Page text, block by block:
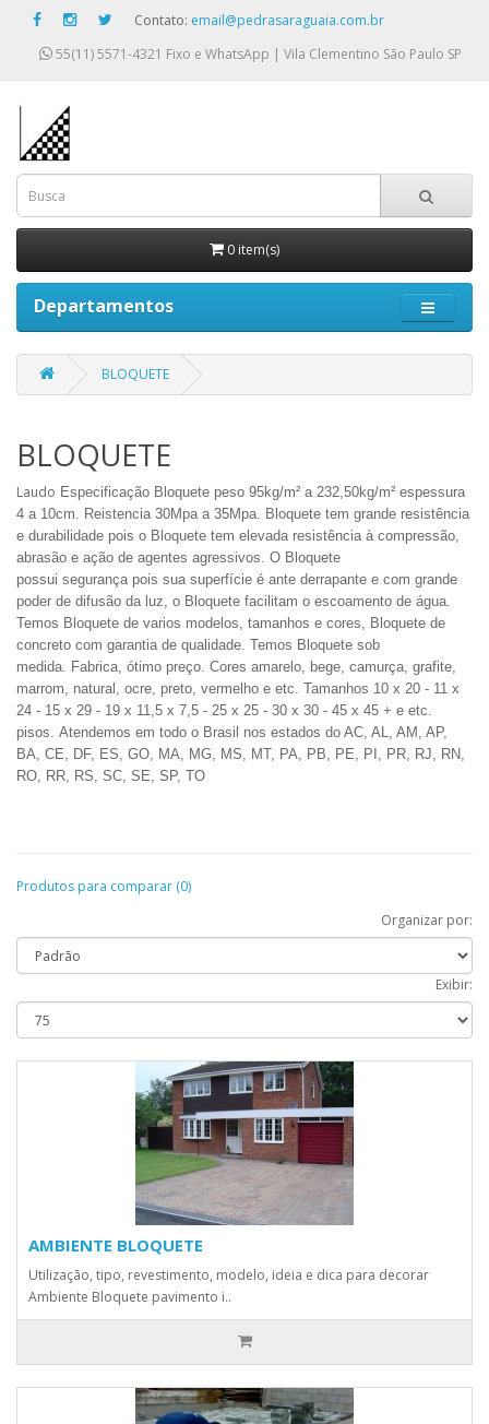
Contato: email@pedrasaraguaia.com.br
55(11) 5571-4321 Fixo e WhatsApp | Vila Clementino São Paulo SP
0 item(s)
Departamentos
BLOQUETE
BLOQUETE
Laudo Especificação Bloquete peso 95kg/m² a 232,50kg/m² espessura
4 a 10cm. Reistencia 30Mpa a 35Mpa. Bloquete tem grande resistência
e durabilidade pois o Bloquete tem elevada resistência à compressão,
abrasão e ação de agentes agressivos. O Bloquete
possui segurança pois sua superfície é ante derrapante e com grande
poder de difusão da luz, o Bloquete facilitam o escoamento de água.
Temos Bloquete de varios modelos, tamanhos e cores, Bloquete de
concreto com garantia de qualidade. Temos Bloquete sob
medida. Fabrica, ótimo preço. Cores amarelo, bege, camurça, grafite,
marrom, natural, ocre, preto, vermelho e etc. Tamanhos 10 x 20 - 11 x
24 - 15 x 29 - 19 x 11,5 x 7,5 - 25 x 25 - 30 x 30 - 45 x 45 + e etc.
pisos. Atendemos em todo o Brasil nos estados do AC, AL, AM, AP,
BA, CE, DF, ES, GO, MA, MG, MS, MT, PA, PB, PE, PI, PR, RJ, RN,
RO, RR, RS, SC, SE, SP, TO
Produtos para comparar (0)
Organizar por:
Exibir:
AMBIENTE BLOQUETE
Utilização, tipo, revestimento, modelo, ideia e dica para decorar
Ambiente Bloquete pavimento i..